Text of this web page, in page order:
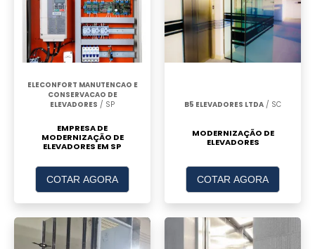
ELECONFORT MANUTENCAO E
CONSERVACAO DE
ELEVADORES / SP
EMPRESA DE
MODERNIZAÇÃO DE
ELEVADORES EM SP
COTAR AGORA
B5 ELEVADORES LTDA / SC
MODERNIZAÇÃO DE
ELEVADORES
COTAR AGORA